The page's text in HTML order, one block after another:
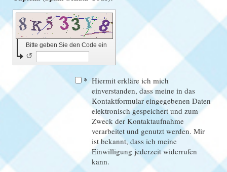
Bitte geben Sie den Code ein
↺
* Hiermit erkläre ich mich
einverstanden, dass meine in das
Kontaktformular eingegebenen Daten
elektronisch gespeichert und zum
Zweck der Kontaktaufnahme
verarbeitet und genutzt werden. Mir
ist bekannt, dass ich meine
Einwilligung jederzeit widerrufen
kann.